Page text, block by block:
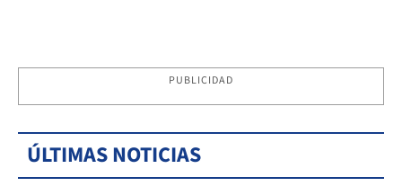
PUBLICIDAD
ÚLTIMAS NOTICIAS